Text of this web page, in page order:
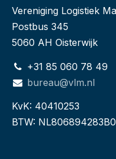
Vereniging Logistiek
Postbus 345
5060 AH Oisterwijk
+31 85 060 78 49
bureau@vlm.nl
KvK: 40410253
BTW: